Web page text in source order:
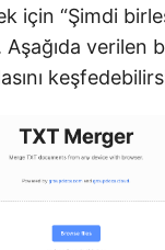
için “Şimdi
verilen